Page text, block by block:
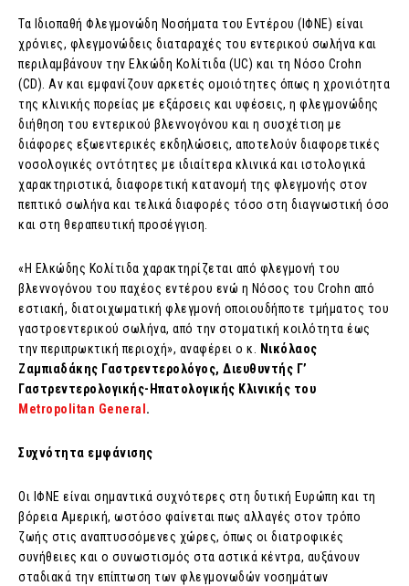
Τα Ιδιοπαθή Φλεγμονώδη Νοσήματα του Εντέρου (ΙΦΝΕ) είναι
χρόνιες, φλεγμονώδεις διαταραχές του εντερικού σωλήνα και
περιλαμβάνουν την Ελκώδη Κολίτιδα (UC) και τη Νόσο Crohn
(CD). Αν και εμφανίζουν αρκετές ομοιότητες όπως η χρονιότητα
της κλινικής πορείας με εξάρσεις και υφέσεις, η φλεγμονώδης
διήθηση του εντερικού βλεννογόνου και η συσχέτιση με
διάφορες εξωεντερικές εκδηλώσεις, αποτελούν διαφορετικές
νοσολογικές οντότητες με ιδιαίτερα κλινικά και ιστολογικά
χαρακτηριστικά, διαφορετική κατανομή της φλεγμονής στον
πεπτικό σωλήνα και τελικά διαφορές τόσο στη διαγνωστική όσο
και στη θεραπευτική προσέγγιση.
«Η Ελκώδης Κολίτιδα χαρακτηρίζεται από φλεγμονή του
βλεννογόνου του παχέος εντέρου ενώ η Νόσος του Crohn από
εστιακή, διατοιχωματική φλεγμονή οποιουδήποτε τμήματος του
γαστροεντερικού σωλήνα, από την στοματική κοιλότητα έως
την περιπρωκτική περιοχή», αναφέρει ο κ. Νικόλαος
Ζαμπιαδάκης Γαστρεντερολόγος, Διευθυντής Γ’
Γαστρεντερολογικής-Ηπατολογικής Κλινικής του
Metropolitan General .
Συχνότητα εμφάνισης
Οι ΙΦΝΕ είναι σημαντικά συχνότερες στη δυτική Ευρώπη και τη
βόρεια Αμερική, ωστόσο φαίνεται πως αλλαγές στον τρόπο
ζωής στις αναπτυσσόμενες χώρες, όπως οι διατροφικές
συνήθειες και ο συνωστισμός στα αστικά κέντρα, αυξάνουν
σταδιακά την επίπτωση των φλεγμονωδών νοσημάτων